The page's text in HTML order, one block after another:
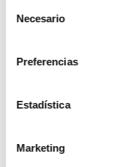
Necesario
Preferencias
Estadística
Marketing